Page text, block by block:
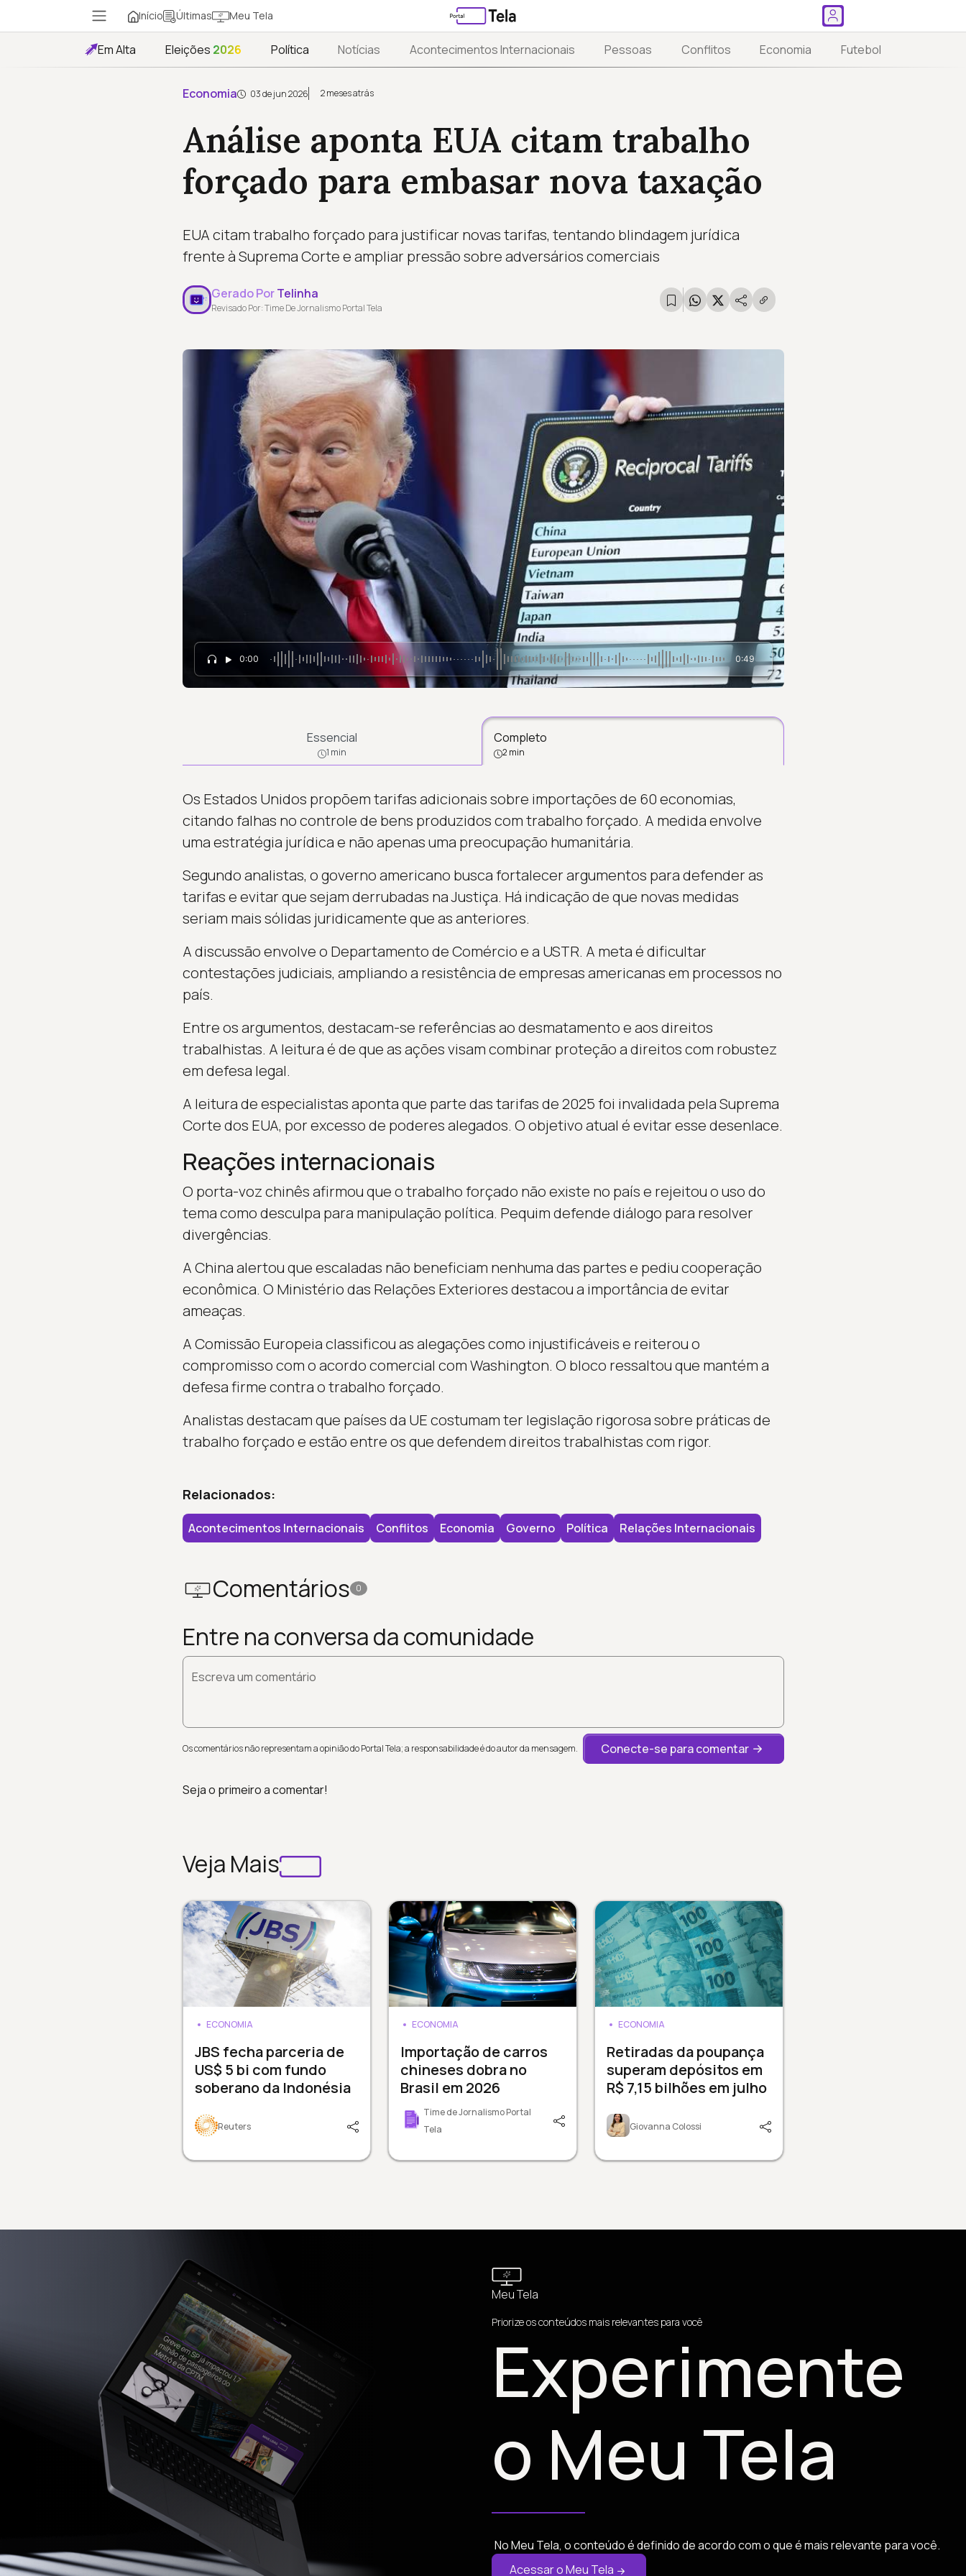
Início Últimas Meu Tela
Em Alta Eleições 2026 Política Notícias Acontecimentos Internacionais Pessoas Conflitos Economia Futebol
Economia 03 de jun 2026 2 meses atrás
Análise aponta EUA citam trabalho
forçado para embasar nova taxação
EUA citam trabalho forçado para justificar novas tarifas, tentando blindagem jurídica
frente à Suprema Corte e ampliar pressão sobre adversários comerciais
Gerado PorTelinha
Revisado Por: Time De Jornalismo Portal Tela
0:00 0:49
Essencial
1 min
Completo
2 min
Os Estados Unidos propõem tarifas adicionais sobre importações de 60 economias,
citando falhas no controle de bens produzidos com trabalho forçado. A medida envolve
uma estratégia jurídica e não apenas uma preocupação humanitária.
Segundo analistas, o governo americano busca fortalecer argumentos para defender as
tarifas e evitar que sejam derrubadas na Justiça. Há indicação de que novas medidas
seriam mais sólidas juridicamente que as anteriores.
A discussão envolve o Departamento de Comércio e a USTR. A meta é dificultar
contestações judiciais, ampliando a resistência de empresas americanas em processos no
país.
Entre os argumentos, destacam-se referências ao desmatamento e aos direitos
trabalhistas. A leitura é de que as ações visam combinar proteção a direitos com robustez
em defesa legal.
A leitura de especialistas aponta que parte das tarifas de 2025 foi invalidada pela Suprema
Corte dos EUA, por excesso de poderes alegados. O objetivo atual é evitar esse desenlace.
Reações internacionais
O porta-voz chinês afirmou que o trabalho forçado não existe no país e rejeitou o uso do
tema como desculpa para manipulação política. Pequim defende diálogo para resolver
divergências.
A China alertou que escaladas não beneficiam nenhuma das partes e pediu cooperação
econômica. O Ministério das Relações Exteriores destacou a importância de evitar
ameaças.
A Comissão Europeia classificou as alegações como injustificáveis e reiterou o
compromisso com o acordo comercial com Washington. O bloco ressaltou que mantém a
defesa firme contra o trabalho forçado.
Analistas destacam que países da UE costumam ter legislação rigorosa sobre práticas de
trabalho forçado e estão entre os que defendem direitos trabalhistas com rigor.
Relacionados:
Acontecimentos Internacionais Conflitos Economia Governo Política Relações Internacionais
Comentários 0
Entre na conversa da comunidade
Escreva um comentário
Os comentários não representam a opinião do Portal Tela; a responsabilidade é do autor da mensagem. Conecte-se para comentar
Seja o primeiro a comentar!
Veja Mais
ECONOMIA
JBS fecha parceria de
US$ 5 bi com fundo
soberano da Indonésia
Reuters
ECONOMIA
Importação de carros
chineses dobra no
Brasil em 2026
Time de Jornalismo Portal
Tela
ECONOMIA
Retiradas da poupança
superam depósitos em
R$ 7,15 bilhões em julho
Giovanna Colossi
Meu Tela
Priorize os conteúdos mais relevantes para você
Experimente
o Meu Tela
No Meu Tela, o conteúdo é definido de acordo com o que é mais relevante para você.
Acessar o Meu Tela